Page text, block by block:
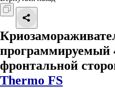
программируемый
фронтальной
Thermo FS